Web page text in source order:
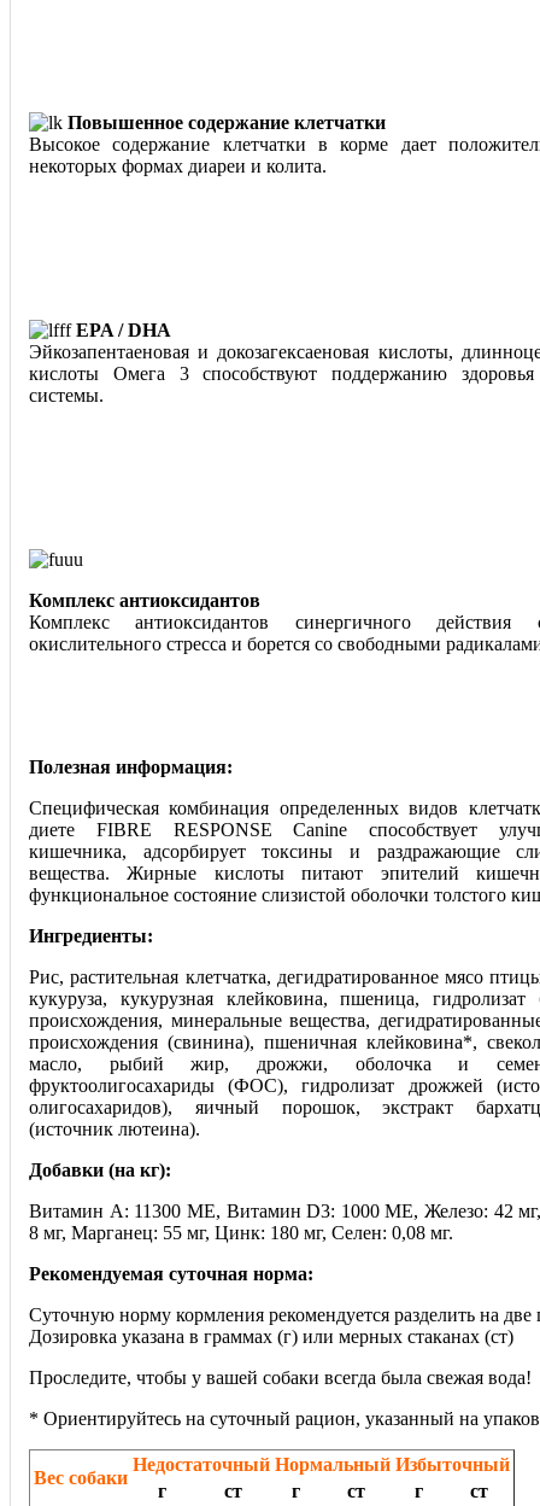
Повышенное содержание клетчатки
Высокое содержание клетчатки в корме дает
некоторых формах диареи и колита.
EPA / DHA
Эйкозапентаеновая и докозагексаеновая кислоты,
кислоты Омега 3 способствуют поддержанию здоровья
системы.
Комплекс антиоксидантов
Комплекс антиоксидантов синергичного действия
окислительного стресса и борется со свободными
Полезная информация:
Специфическая комбинация определенных видов
диете FIBRE RESPONSE Canine способствует
кишечника, адсорбирует токсины и раздражающие
вещества. Жирные кислоты питают эпителий
функциональное состояние слизистой оболочки толстого
Ингредиенты:
Рис, растительная клетчатка, дегидратированное мясо
кукуруза, кукурузная клейковина, пшеница, гидролизат
происхождения, минеральные вещества,
происхождения (свинина), пшеничная клейковина*,
масло, рыбий жир, дрожжи, оболочка и
фруктоолигосахариды (ФОС), гидролизат дрожжей
олигосахаридов), яичный порошок, экстракт
(источник лютеина).
Добавки (на кг):
Витамин А: 11300 МЕ, Витамин D3: 1000 МЕ, Железо: 42
8 мг, Марганец: 55 мг, Цинк: 180 мг, Селен: 0,08 мг.
Рекомендуемая суточная норма:
Суточную норму кормления рекомендуется разделить на
Дозировка указана в граммах (г) или мерных стаканах (ст)
Проследите, чтобы у вашей собаки всегда была свежая вода!
* Ориентируйтесь на суточный рацион, указанный на
Вес собаки
Недостаточный Нормальный Избыточный
г
ст г ст г
ст